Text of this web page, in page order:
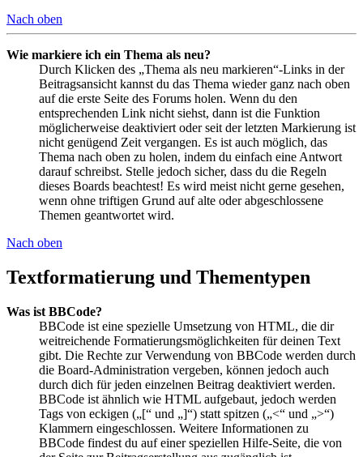
Nach oben
Wie markiere ich ein Thema als neu?
Durch Klicken des „Thema als neu markieren“-Links in der
Beitragsansicht kannst du das Thema wieder ganz nach oben
auf die erste Seite des Forums holen. Wenn du den
entsprechenden Link nicht siehst, dann ist die Funktion
möglicherweise deaktiviert oder seit der letzten Markierung ist
nicht genügend Zeit vergangen. Es ist auch möglich, das
Thema nach oben zu holen, indem du einfach eine Antwort
darauf schreibst. Stelle jedoch sicher, dass du die Regeln
dieses Boards beachtest! Es wird meist nicht gerne gesehen,
wenn ohne triftigen Grund auf alte oder abgeschlossene
Themen geantwortet wird.
Nach oben
Textformatierung und Thementypen
Was ist BBCode?
BBCode ist eine spezielle Umsetzung von HTML, die dir
weitreichende Formatierungsmöglichkeiten für deinen Text
gibt. Die Rechte zur Verwendung von BBCode werden durch
die Board-Administration vergeben, können jedoch auch
durch dich für jeden einzelnen Beitrag deaktiviert werden.
BBCode ist ähnlich wie HTML aufgebaut, jedoch werden
Tags von eckigen („[“ und „]“) statt spitzen („<“ und „>“)
Klammern eingeschlossen. Weitere Informationen zu
BBCode findest du auf einer speziellen Hilfe-Seite, die von